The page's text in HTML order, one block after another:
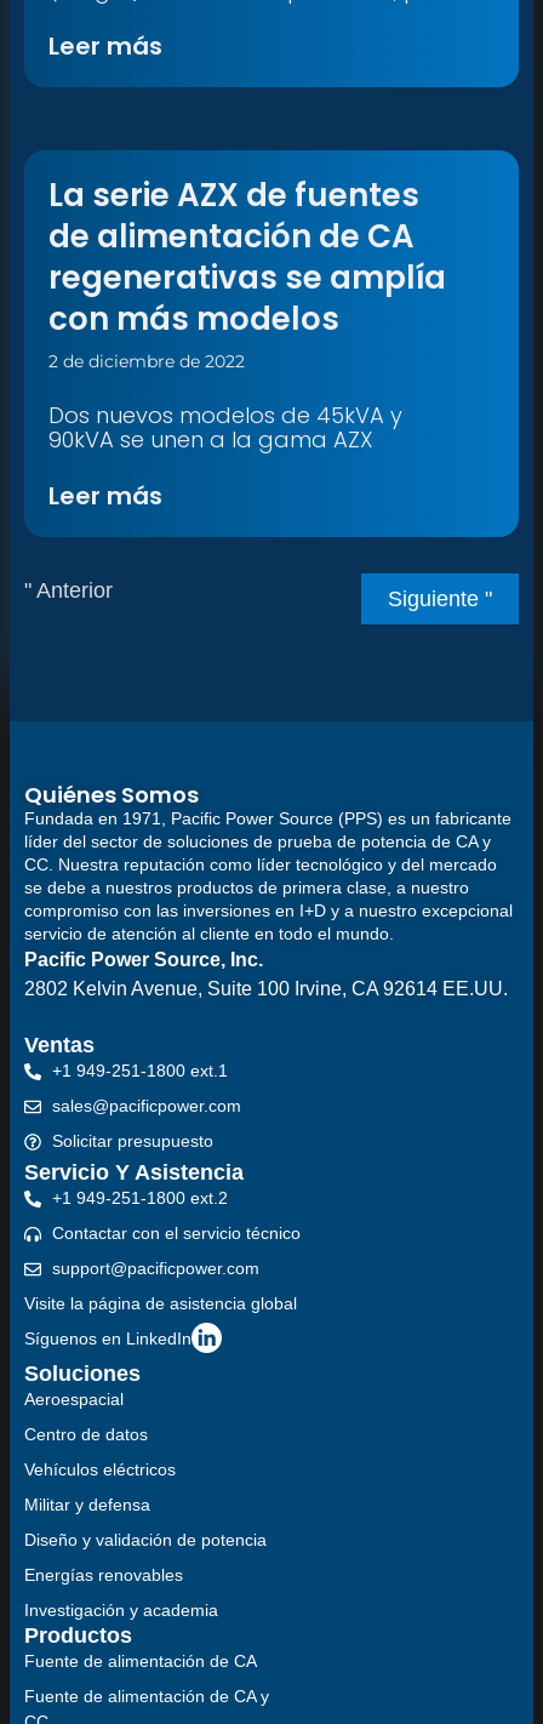
Leer más
La serie AZX de fuentes
de alimentación de CA
regenerativas se amplía
con más modelos
2 de diciembre de 2022
Dos nuevos modelos de 45kVA y
90kVA se unen a la gama AZX
Leer más
" Anterior Siguiente "
Quiénes Somos
Fundada en 1971, Pacific Power Source (PPS) es un fabricante
líder del sector de soluciones de prueba de potencia de CA y
CC. Nuestra reputación como líder tecnológico y del mercado
se debe a nuestros productos de primera clase, a nuestro
compromiso con las inversiones en I+D y a nuestro excepcional
servicio de atención al cliente en todo el mundo.
Pacific Power Source, Inc.
2802 Kelvin Avenue, Suite 100 Irvine, CA 92614 EE.UU.
Soluciones
Aeroespacial
Centro de datos
Vehículos eléctricos
Militar y defensa
Diseño y validación de potencia
Energías renovables
Investigación y academia
Productos
Fuente de alimentación de CA
Fuente de alimentación de CA y
Ventas
+1 949-251-1800 ext.1
sales@pacificpower.com
Solicitar presupuesto
Servicio Y Asistencia
+1 949-251-1800 ext.2
Contactar con el servicio técnico
support@pacificpower.com
Visite la página de asistencia global
Síguenos en LinkedIn